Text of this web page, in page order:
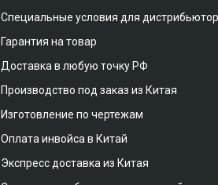
Специальные условия для
Гарантия на товар
Доставка в любую точку РФ
Производство под заказ из Китая
Изготовление по чертежам
Оплата инвойса в Китай
Экспресс доставка из Китая